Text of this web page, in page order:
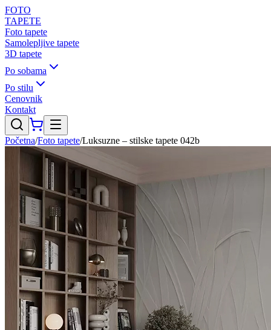
FOTO
TAPETE
Foto tapete
Samolepljive tapete
3D tapete
Po sobama
Po stilu
Cenovnik
Kontakt
Početna/Foto tapete/Luksuzne – stilske tapete 042b